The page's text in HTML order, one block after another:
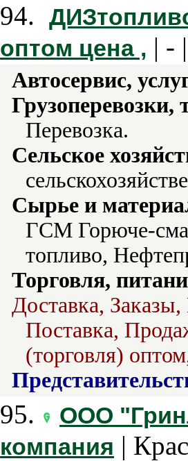
94.
оптом цена , | -
Автосервис,
Перевозка.
Сельское
Сырье и
ГСМ Горюче-
топливо,
Торговля,
Доставка,
Поставка,
(торговля)
95.
ООО
компания |